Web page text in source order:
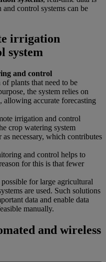
control systems can be
irrigation
system
and control
plants that need to be
the system relies on
allowing accurate forecasting
irrigation and control
crop watering system
necessary, which contributes
and control helps to
for this is that fewer
for large agricultural
are used. Such solutions
data and enable data
manually.
and wireless